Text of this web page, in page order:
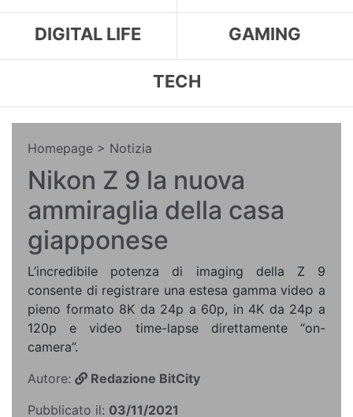
DIGITAL LIFE GAMING
TECH
Homepage > Notizia
Nikon Z 9 la nuova
ammiraglia della casa
giapponese
L’incredibile potenza di imaging della Z 9
consente di registrare una estesa gamma video a
pieno formato 8K da 24p a 60p, in 4K da 24p a
120p e video time-lapse direttamente “on-
camera”.
Autore:
Redazione BitCity
Pubblicato il: 03/11/2021